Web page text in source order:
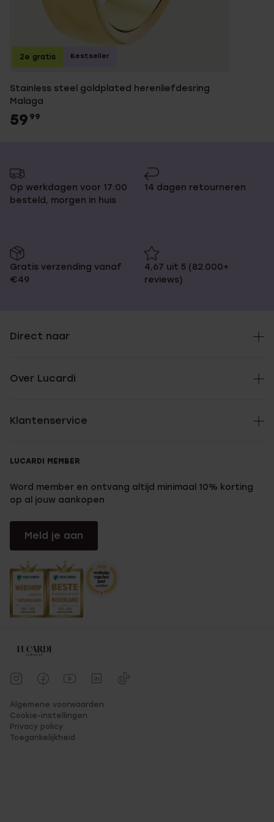
Stainless steel goldplated herenliefdesring
Malaga
59 99
2e gratis Bestseller
Op werkdagen voor 17:00
besteld, morgen in huis
14 dagen retourneren
Gratis verzending vanaf
€49
4,67 uit 5 (82.000+
reviews)
Direct naar
Over Lucardi
Klantenservice
LUCARDI MEMBER
Word member en ontvang altijd minimaal 10% korting
op al jouw aankopen
Meld je aan
Algemene voorwaarden
Cookie-instellingen
Privacy policy
Toegankelijkheid